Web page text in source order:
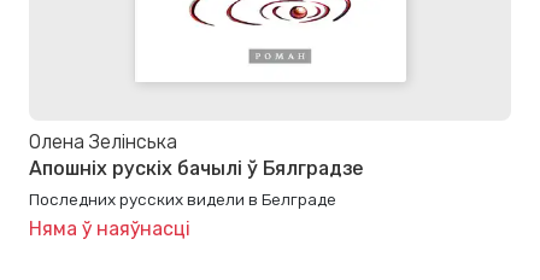
Олена Зелінська
Апошніх рускіх бачылі ў Бялградзе
Последних русских видели в Белграде
Няма ў наяўнасці